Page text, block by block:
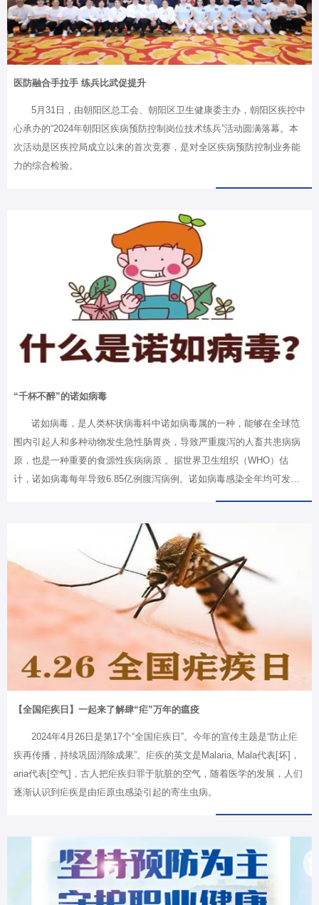
医防融合手拉手 练兵比武促提升
5月31日，由朝阳区总工会、朝阳区卫生健康委主办，朝阳区疾控中
心承办的“2024年朝阳区疾病预防控制岗位技术练兵”活动圆满落幕。本
次活动是区疾控局成立以来的首次竞赛，是对全区疾病预防控制业务能
力的综合检验。
“千杯不醉”的诺如病毒
诺如病毒，是人类杯状病毒科中诺如病毒属的一种，能够在全球范
围内引起人和多种动物发生急性肠胃炎，导致严重腹泻的人畜共患病病
原，也是一种重要的食源性疾病病原 。据世界卫生组织（WHO）估
计，诺如病毒每年导致6.85亿例腹泻病例。诺如病毒感染全年均可发
【全国疟疾日】一起来了解肆“疟”万年的瘟疫
2024年4月26日是第17个“全国疟疾日”。今年的宣传主题是“防止疟
疾再传播，持续巩固消除成果”。疟疾的英文是Malaria, Mala代表[坏]，
aria代表[空气]，古人把疟疾归罪于肮脏的空气，随着医学的发展，人们
逐渐认识到疟疾是由疟原虫感染引起的寄生虫病。